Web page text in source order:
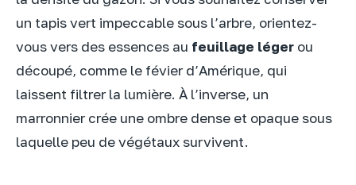
un tapis vert impeccable sous l’arbre, orientez-
vous vers des essences au feuillage léger ou
découpé, comme le févier d’Amérique, qui
laissent filtrer la lumière. À l’inverse, un
marronnier crée une ombre dense et opaque sous
laquelle peu de végétaux survivent.